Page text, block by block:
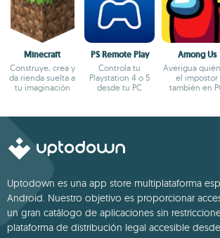
Minecraft
Construye, crea y
da rienda suelta a
tu imaginación
PS Remote Play
Controla tu
Playstation 4 o 5
desde tu PC
Among Us
Averigua
el impostor
también en
Uptodown es una app store multiplataforma
Android. Nuestro objetivo es proporcionar
un gran catálogo de aplicaciones sin
plataforma de distribución legal accesible